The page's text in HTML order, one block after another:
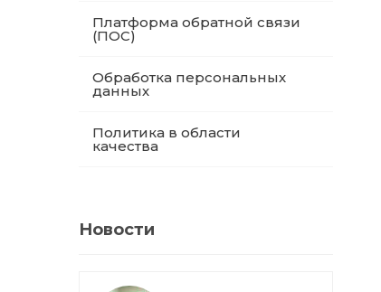
Платформа обратной связи
(ПОС)
Обработка персональных
данных
Политика в области
качества
Новости